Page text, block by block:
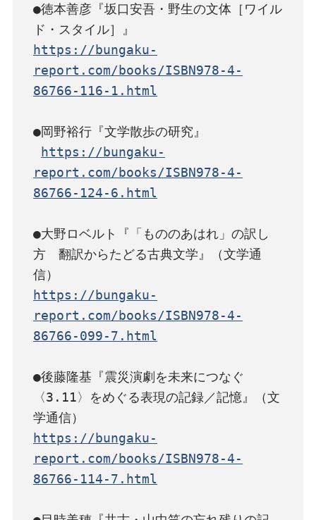
●徳本善彦『坂口安吾・野生の文体［ワイル
https://bungaku-
report.com/books/ISBN978-4-
86766-116-1.html
●岡野裕行『文学散歩の研究』
https://bungaku-
report.com/books/ISBN978-4-
86766-124-6.html
●大野ロベルト『「もののあはれ」の訳し
方　翻訳からたどる古典文学』（文学通
https://bungaku-
report.com/books/ISBN978-4-
86766-099-7.html
●後藤隆基『震災演劇を未来につなぐ
〈3.11〉をめぐる表現の記録／記憶』（文
https://bungaku-
report.com/books/ISBN978-4-
86766-114-7.html